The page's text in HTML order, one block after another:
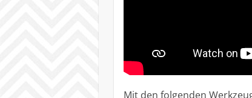
Mit den folgenden